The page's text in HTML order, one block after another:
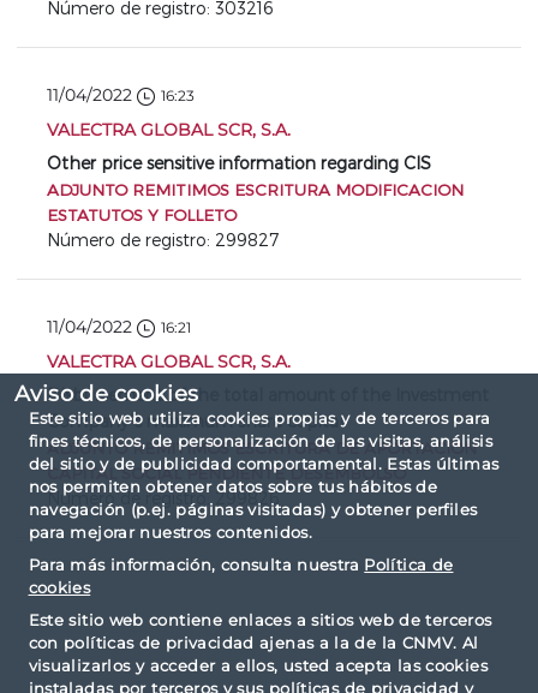
Aviso de cookies
Este sitio web utiliza cookies propias y de terceros para
fines técnicos, de personalización de las visitas, análisis
del sitio y de publicidad comportamental. Estas últimas
nos permiten obtener datos sobre tus hábitos de
navegación (p.ej. páginas visitadas) y obtener perfiles
para mejorar nuestros contenidos.
Para más información, consulta nuestra Política de
cookies
Este sitio web contiene enlaces a sitios web de terceros
con políticas de privacidad ajenas a la de la CNMV. Al
visualizarlos y acceder a ellos, usted acepta las cookies
instaladas por terceros y sus políticas de privacidad y
Número de registro: 303216
11/04/2022 16:23
VALECTRA GLOBAL SCR, S.A.
Other price sensitive information regarding CIS
ADJUNTO REMITIMOS ESCRITURA MODIFICACION
ESTATUTOS Y FOLLETO
Número de registro: 299827
11/04/2022 16:21
VALECTRA GLOBAL SCR, S.A.
Disbursement of the total amount of the Investment
Company´s maximum share capital
ADJUNTO REMITIMOS ESCRITURA DE APORTACION
CAPITAL SOCIAL PENDIENTE DESEMBOLSO
Número de registro: 299826